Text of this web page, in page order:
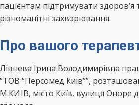
пацієнтам підтримувати
різноманітні захворювання.
Про вашого
Лівнева Ірина Володимирівна
“ТОВ “Персомед Київ””,
М.КИЇВ, місто Київ, вулиця Оноре